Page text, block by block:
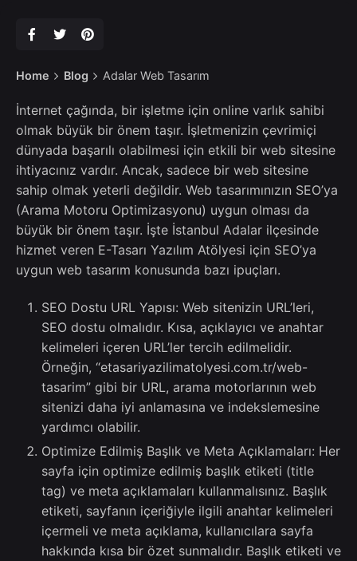
Home Blog Adalar Web Tasarım
İnternet çağında, bir işletme için online varlık sahibi
olmak büyük bir önem taşır. İşletmenizin çevrimiçi
dünyada başarılı olabilmesi için etkili bir web sitesine
ihtiyacınız vardır. Ancak, sadece bir web sitesine
sahip olmak yeterli değildir. Web tasarımınızın SEO’ya
(Arama Motoru Optimizasyonu) uygun olması da
büyük bir önem taşır. İşte İstanbul Adalar ilçesinde
hizmet veren E-Tasarı Yazılım Atölyesi için SEO’ya
uygun web tasarım konusunda bazı ipuçları.
SEO Dostu URL Yapısı: Web sitenizin URL’leri,
SEO dostu olmalıdır. Kısa, açıklayıcı ve anahtar
kelimeleri içeren URL’ler tercih edilmelidir.
Örneğin, “etasariyazilimatolyesi.com.tr/web-
tasarim” gibi bir URL, arama motorlarının web
sitenizi daha iyi anlamasına ve indekslemesine
yardımcı olabilir.
Optimize Edilmiş Başlık ve Meta Açıklamaları: Her
sayfa için optimize edilmiş başlık etiketi (title
tag) ve meta açıklamaları kullanmalısınız. Başlık
etiketi, sayfanın içeriğiyle ilgili anahtar kelimeleri
içermeli ve meta açıklama, kullanıcılara sayfa
hakkında kısa bir özet sunmalıdır. Başlık etiketi ve